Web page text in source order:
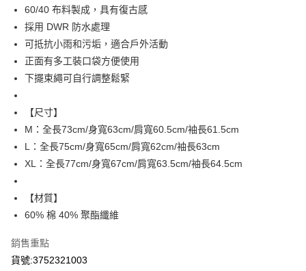
Apple Pay
街口支付
悠遊付
ATM付款
運送方式
每筆NT$80，滿NT$799(含以上)免運費
付款後全家取貨
每筆NT$80，滿NT$799(含以上)免運費
每筆NT$80，滿NT$799(含以上)免運費
60/40 布料製成，具有復古感
採用 DWR 防水處理
可抵抗小雨和污垢，適合戶外活動
正面有多工裝口袋方便使用
下擺束繩可自行調整鬆緊
【尺寸】
M：全長73cm/身寬63cm/肩寬60.5cm/袖長61.5cm
L：全長75cm/身寬65cm/肩寬62cm/袖長63cm
XL：全長77cm/身寬67cm/肩寬63.5cm/袖長64.5cm
【材質】
60% 棉 40% 聚酯纖維
銷售重點
貨號:3752321003